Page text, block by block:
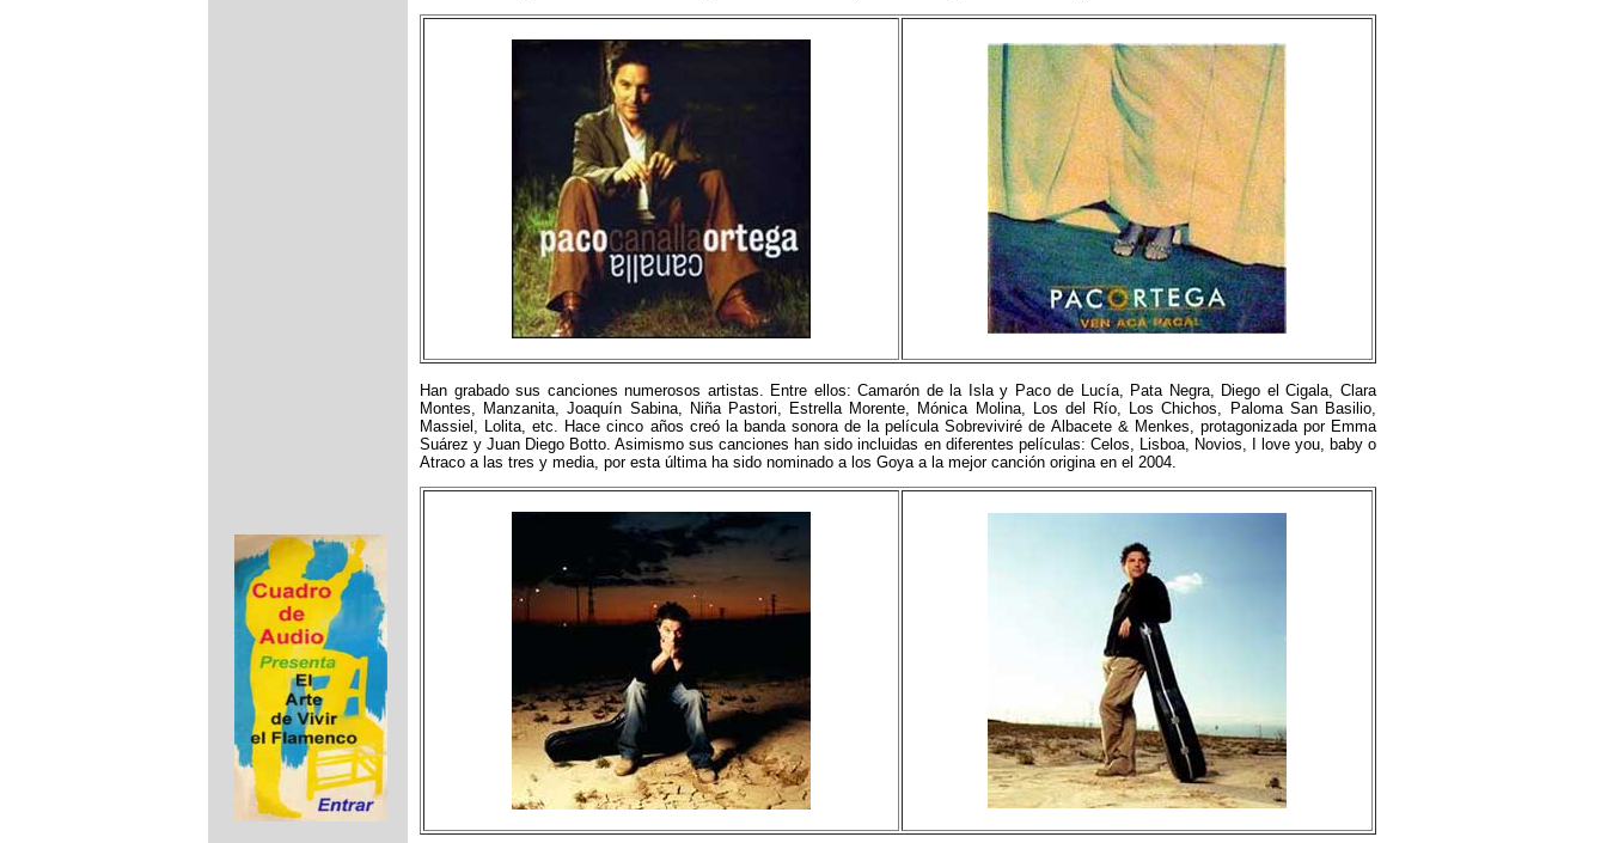
Han grabado sus canciones numerosos artistas. Entre ellos: Camarón de la Isla y Paco de Lucía, Pata Negra, Diego el Cigala, Clara
Montes, Manzanita, Joaquín Sabina, Niña Pastori, Estrella Morente, Mónica Molina, Los del Río, Los Chichos, Paloma San Basilio,
Massiel, Lolita, etc. Hace cinco años creó la banda sonora de la película Sobreviviré de Albacete & Menkes, protagonizada por Emma
Suárez y Juan Diego Botto. Asimismo sus canciones han sido incluidas en diferentes películas: Celos, Lisboa, Novios, I love you, baby o
Atraco a las tres y media, por esta última ha sido nominado a los Goya a la mejor canción origina en el 2004.